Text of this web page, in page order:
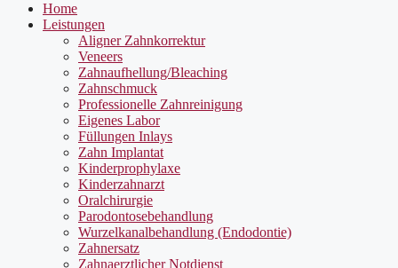
Home
Leistungen
Aligner Zahnkorrektur
Veneers
Zahnaufhellung/Bleaching
Zahnschmuck
Professionelle Zahnreinigung
Eigenes Labor
Füllungen Inlays
Zahn Implantat
Kinderprophylaxe
Kinderzahnarzt
Oralchirurgie
Parodontosebehandlung
Wurzelkanalbehandlung (Endodontie)
Zahnersatz
Zahnaerztlicher Notdienst